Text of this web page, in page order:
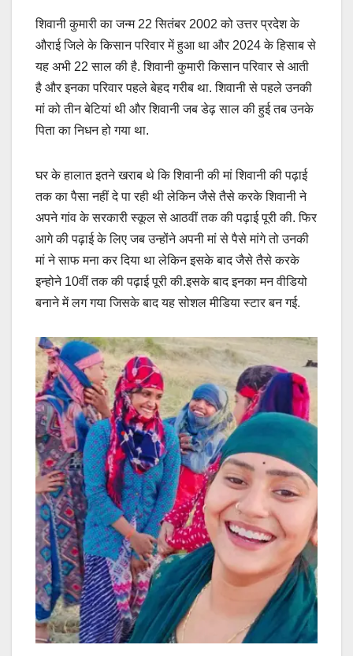
शिवानी कुमारी का जन्म 22 सितंबर 2002 को उत्तर प्रदेश के
औराई जिले के किसान परिवार में हुआ था और 2024 के हिसाब से
यह अभी 22 साल की है. शिवानी कुमारी किसान परिवार से आती
है और इनका परिवार पहले बेहद गरीब था. शिवानी से पहले उनकी
मां को तीन बेटियां थी और शिवानी जब डेढ़ साल की हुई तब उनके
पिता का निधन हो गया था.
घर के हालात इतने खराब थे कि शिवानी की मां शिवानी की पढ़ाई
तक का पैसा नहीं दे पा रही थी लेकिन जैसे तैसे करके शिवानी ने
अपने गांव के सरकारी स्कूल से आठवीं तक की पढ़ाई पूरी की. फिर
आगे की पढ़ाई के लिए जब उन्होंने अपनी मां से पैसे मांगे तो उनकी
मां ने साफ मना कर दिया था लेकिन इसके बाद जैसे तैसे करके
इन्होने 10वीं तक की पढ़ाई पूरी की.इसके बाद इनका मन वीडियो
बनाने में लग गया जिसके बाद यह सोशल मीडिया स्टार बन गई.